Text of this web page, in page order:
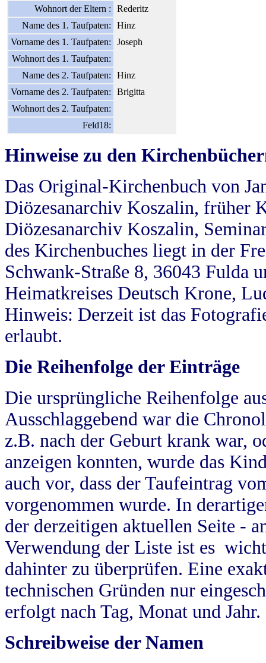
Wohnort der Eltern :
Rederitz
Name des 1. Taufpaten:
Hinz
Vorname des 1. Taufpaten:
Joseph
Wohnort des 1. Taufpaten:
Name des 2. Taufpaten:
Hinz
Vorname des 2. Taufpaten:
Brigitta
Wohnort des 2. Taufpaten:
Feld18:
Hinweise zu den
Das Original-Kirchenbuch von
Diözesanarchiv Koszalin, früher
Diözesanarchiv Koszalin,
des Kirchenbuches liegt in der
Schwank-Straße 8, 36043 Fulda
Heimatkreises Deutsch Krone,
Hinweis: Derzeit ist das
erlaubt.
Die Reihenfolge der Einträge
Die ursprüngliche Reihenfolge
Ausschlaggebend war die
z.B. nach der Geburt krank war,
anzeigen konnten, wurde das
auch vor, dass der Taufeintrag
vorgenommen wurde. In
der derzeitigen aktuellen Seite -
Verwendung der Liste ist es
dahinter zu überprüfen. Eine
technischen Gründen nur
erfolgt nach Tag, Monat und Jahr.
Schreibweise der Namen